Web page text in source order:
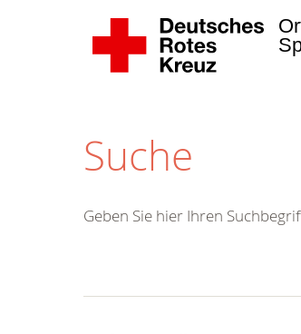
Suche
Geben Sie hier Ihren